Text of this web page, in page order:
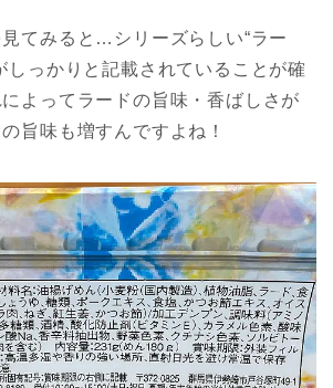
てみると…シリーズらしい“ラー
しっかりと記載されていることが確
よってラードの旨味・香ばしさが
旨味も増すんですよね！